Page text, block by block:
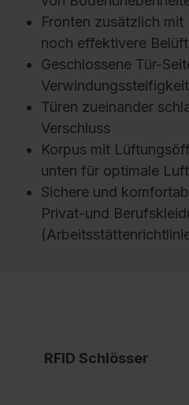
Fronten zusätzlich
noch effektivere
Geschlossene Tür-
Verwindungssteifigkeit
Türen zueinander
Verschluss
Korpus mit
unten für optimale
Sichere und
Privat-und
RFID Schlösser